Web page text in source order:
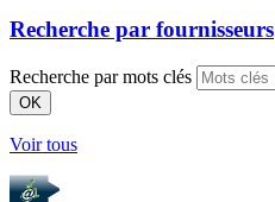
Recherche par fournisseurs
Recherche par mots clés
OK
Voir tous